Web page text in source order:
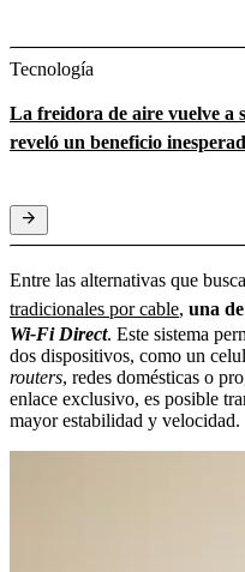
Tecnología
La freidora de aire vuelve a
reveló un beneficio
Entre las alternativas que
tradicionales por cable, una
Wi-Fi Direct. Este sistema
dos dispositivos, como un
routers, redes domésticas o
enlace exclusivo, es posible
mayor estabilidad y velocidad.